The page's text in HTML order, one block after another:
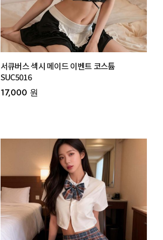
서큐버스 섹시 메이드 이벤트 코스튬
SUC5016
17,000 원